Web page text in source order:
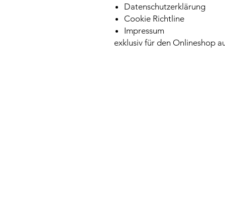
Datenschutzerklärung
Cookie Richtline
Impressum
exklusiv für den Onlineshop